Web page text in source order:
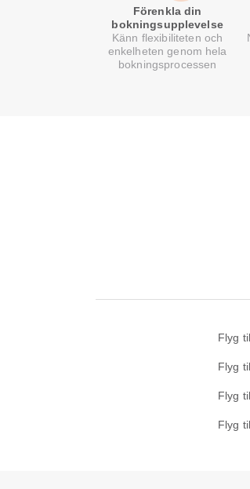
Förenkla din
bokningsupplevelse
Känn flexibiliteten och
enkelheten genom hela
bokningsprocessen
Flyg
Flyg
Flyg
Flyg